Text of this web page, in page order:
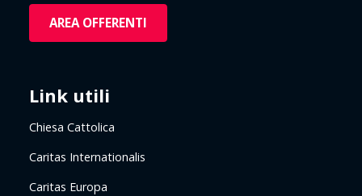
AREA OFFERENTI
Link utili
Chiesa Cattolica
Caritas Internationalis
Caritas Europa